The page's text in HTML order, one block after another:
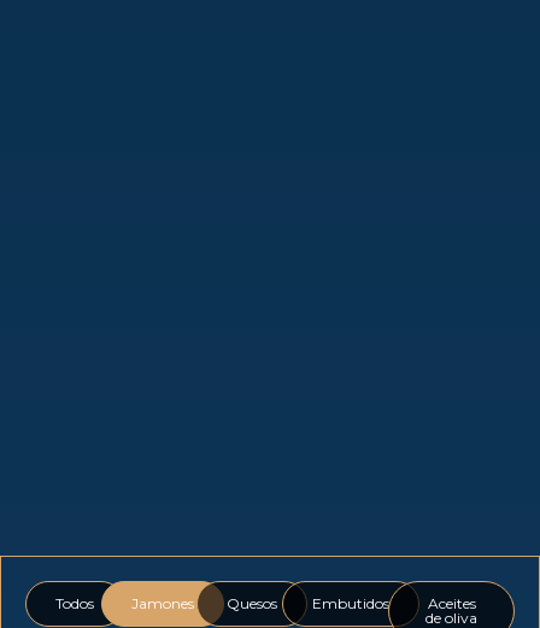
Todos Jamones Quesos Embutidos
Aceites
de oliva